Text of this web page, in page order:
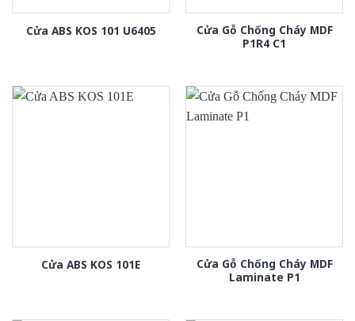
Cửa ABS KOS 101 U6405
Cửa Gỗ Chống Cháy MDF
P1R4 C1
Cửa ABS KOS 101E
Cửa Gỗ Chống Cháy MDF
Laminate P1